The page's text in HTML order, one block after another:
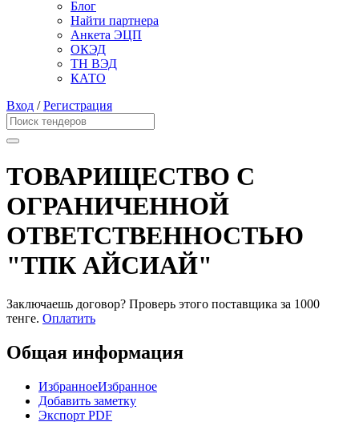
Блог
Найти партнера
Анкета ЭЦП
ОКЭД
ТН ВЭД
КАТО
Вход /Регистрация
ТОВАРИЩЕСТВО С
ОГРАНИЧЕННОЙ
ОТВЕТСТВЕННОСТЬЮ
"ТПК АЙСИАЙ"
Заключаешь договор? Проверь этого поставщика за 1000
тенге. Оплатить
Общая информация
ИзбранноеИзбранное
Добавить заметку
Экспорт PDF